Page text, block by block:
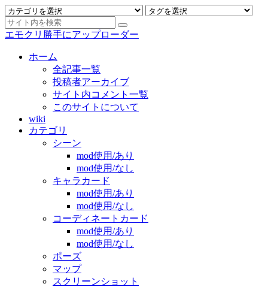
エモクリ勝手にアップローダー
ホーム
全記事一覧
投稿者アーカイブ
サイト内コメント一覧
このサイトについて
wiki
カテゴリ
シーン
mod使用/あり
mod使用/なし
キャラカード
mod使用/あり
mod使用/なし
コーディネートカード
mod使用/あり
mod使用/なし
ポーズ
マップ
スクリーンショット